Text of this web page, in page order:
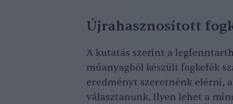
Újrahasznosított
A kutatás szerint a
műanyagból készült fogkefék
eredményt szeretnénk elérni,
választanunk. Ilyen lehet a